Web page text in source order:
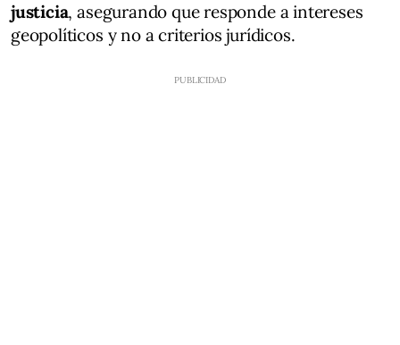
justicia, asegurando que responde a intereses
geopolíticos y no a criterios jurídicos.